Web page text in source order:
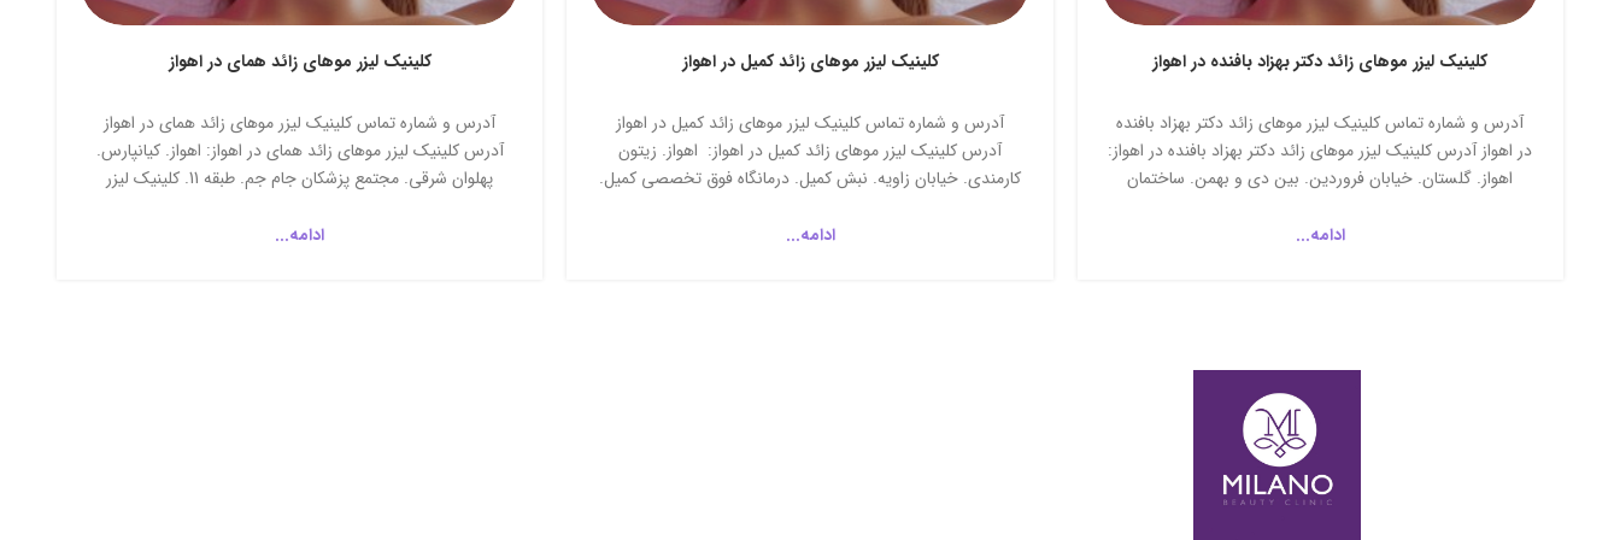
کلینیک لیزر موهای زائد دکتر بهزاد بافنده در اهواز
آدرس و شماره تماس کلینیک لیزر موهای زائد دکتر بهزاد بافنده
در اهواز آدرس کلینیک لیزر موهای زائد دکتر بهزاد بافنده در اهواز:
اهواز. گلستان. خیابان فروردین. بین دی و بهمن. ساختمان
دکتر بهزاد بافنده...
ادامه...
کلینیک لیزر موهای زائد کمیل در اهواز
آدرس و شماره تماس کلینیک لیزر موهای زائد کمیل در اهواز
آدرس کلینیک لیزر موهای زائد کمیل در اهواز: اهواز. زيتون
كارمندى. خيابان زاويه. نبش كميل. درمانگاه فوق تخصصى کمیل.
زائد کمیل در اهواز:...
ادامه...
کلینیک لیزر موهای زائد همای در اهواز
آدرس و شماره تماس کلینیک لیزر موهای زائد همای در اهواز
آدرس کلینیک لیزر موهای زائد همای در اهواز: اهواز. کیانپارس.
پهلوان شرقی. مجتمع پزشکان جام جم. طبقه 11. کلینیک لیزر
ادامه...